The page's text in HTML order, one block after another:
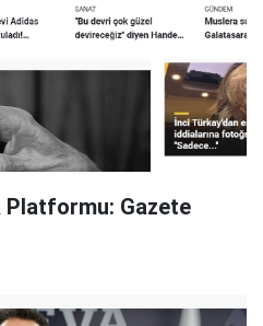
Platformu: Gazete